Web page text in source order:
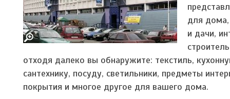
для
и дачи,
отходя далеко вы обнаружите: текстиль,
сантехнику, посуду, светильники, предметы
покрытия и многое другое для вашего дома.